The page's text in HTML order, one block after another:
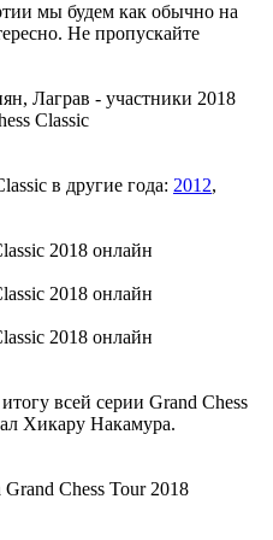
мы будем как обычно на
Не пропускайте
в другие года: 2012,
всей серии Grand Chess
Хикару Накамура.